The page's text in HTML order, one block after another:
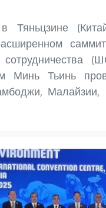
Тяньцзине
сотрудничества
Минь Тьинь